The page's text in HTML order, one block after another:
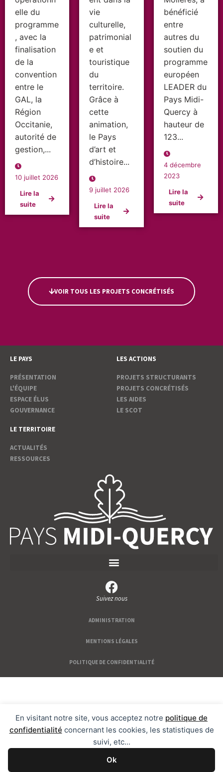
En visitant notre site, vous acceptez notre politique de
confidentialité concernant les cookies, les statistiques de
suivi, etc...
Ok
elle du
programme
, avec la
finalisation
de la
convention
entre le
GAL, la
Région
Occitanie,
autorité de
gestion,...
10 juillet 2026
Lire la
suite
vie
culturelle,
patrimonial
e et
touristique
du
territoire.
Grâce à
cette
animation,
le Pays
d’art et
d’histoire...
9 juillet 2026
Lire la
suite
bénéficié
entre
autres du
soutien du
programme
européen
LEADER du
Pays Midi-
Quercy à
hauteur de
123...
4 décembre
2023
Lire la
suite
VOIR TOUS LES PROJETS CONCRÉTISÉS
LE PAYS
PRÉSENTATION
L'ÉQUIPE
ESPACE ÉLUS
GOUVERNANCE
LES ACTIONS
PROJETS STRUCTURANTS
PROJETS CONCRÉTISÉS
LES AIDES
LE SCOT
LE TERRITOIRE
ACTUALITÉS
RESSOURCES
Suivez nous
ADMINISTRATION
MENTIONS LÉGALES
POLITIQUE DE CONFIDENTIALITÉ